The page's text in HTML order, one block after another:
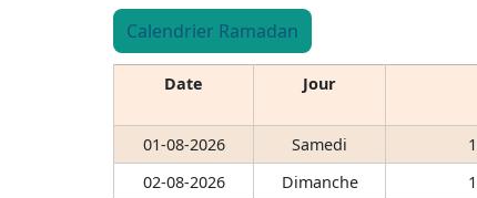
Calendrier Ramadan
Date Jour
01-08-2026
Samedi
02-08-2026
Dimanche